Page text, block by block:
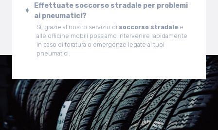
Effettuate soccorso stradale per problemi
ai pneumatici?
Sì, grazie al nostro servizio di soccorso stradalee
alle officine mobili possiamo intervenire rapidamente
in caso di foratura o emergenze legate ai tuoi
pneumatici.